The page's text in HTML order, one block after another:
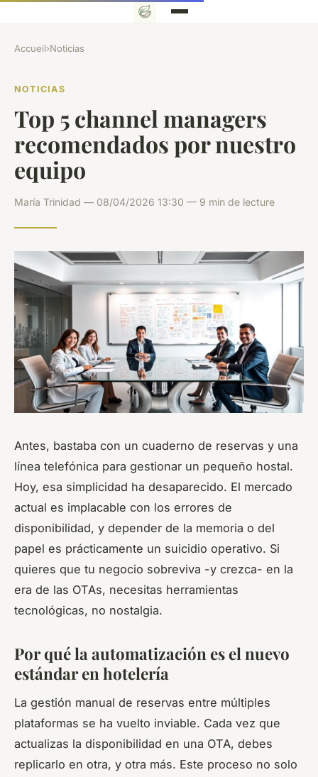
Accueil›Noticias
NOTICIAS
Top 5 channel managers
recomendados por nuestro
equipo
María Trinidad — 08/04/2026 13:30 — 9 min de lecture
Antes, bastaba con un cuaderno de reservas y una
línea telefónica para gestionar un pequeño hostal.
Hoy, esa simplicidad ha desaparecido. El mercado
actual es implacable con los errores de
disponibilidad, y depender de la memoria o del
papel es prácticamente un suicidio operativo. Si
quieres que tu negocio sobreviva -y crezca- en la
era de las OTAs, necesitas herramientas
tecnológicas, no nostalgia.
Por qué la automatización es el nuevo
estándar en hotelería
La gestión manual de reservas entre múltiples
plataformas se ha vuelto inviable. Cada vez que
actualizas la disponibilidad en una OTA, debes
replicarlo en otra, y otra más. Este proceso no solo